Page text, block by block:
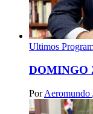
Ultimos
DOMINGO
Por Aeromundo